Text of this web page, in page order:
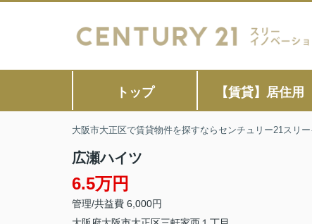
トップ 【賃貸】居住用
大阪市大正区で賃貸物件を探すならセンチュリー21スリ
広瀬ハイツ
6.5万円
管理/共益費 6,000円